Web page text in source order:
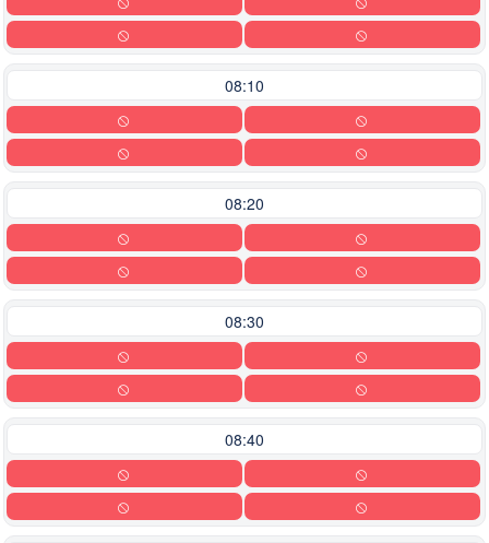
08:10
08:20
08:30
08:40